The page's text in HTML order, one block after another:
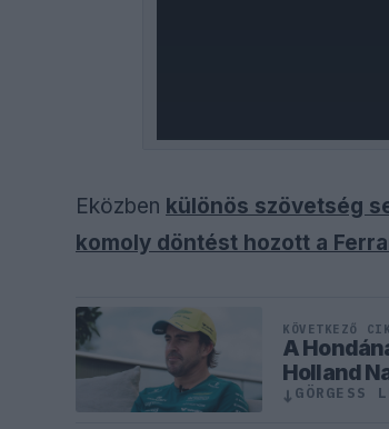
Eközben különös szövetség
komoly döntést hozott a
KÖVETKEZŐ
A
Holland
↓ GÖRGESS